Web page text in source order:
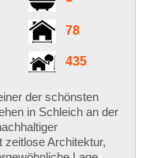
78
435
der schönsten
in Schleich an der
zeitlose Architektur,